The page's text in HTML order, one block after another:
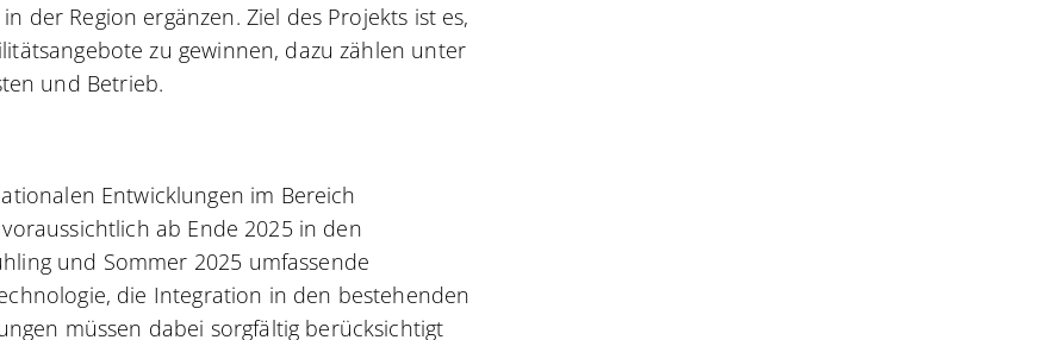
der Region ergänzen. Ziel des Projekts ist es,
zu gewinnen, dazu zählen unter
und Betrieb.
Entwicklungen im Bereich
ab Ende 2025 in den
und Sommer 2025 umfassende
die Integration in den bestehenden
müssen dabei sorgfältig berücksichtigt